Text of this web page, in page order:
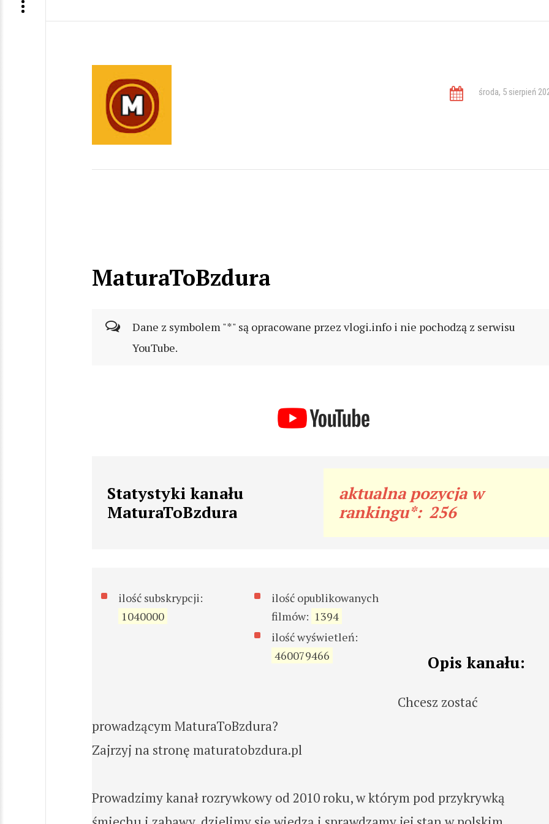
środa, 5 sierpień
MaturaToBzdura
Dane z symbolem "*" są opracowane przez vlogi.info i nie pochodzą z serwisu
YouTube.
Statystyki kanału
MaturaToBzdura
aktualna pozycja w
rankingu*: 256
ilość subskrypcji:
1040000
ilość opublikowanych
filmów: 1394
ilość wyświetleń:
460079466
Opis kanału:
Chcesz zostać
prowadzącym MaturaToBzdura?
Zajrzyj na stronę maturatobzdura.pl
Prowadzimy kanał rozrywkowy od 2010 roku, w którym pod przykrywką